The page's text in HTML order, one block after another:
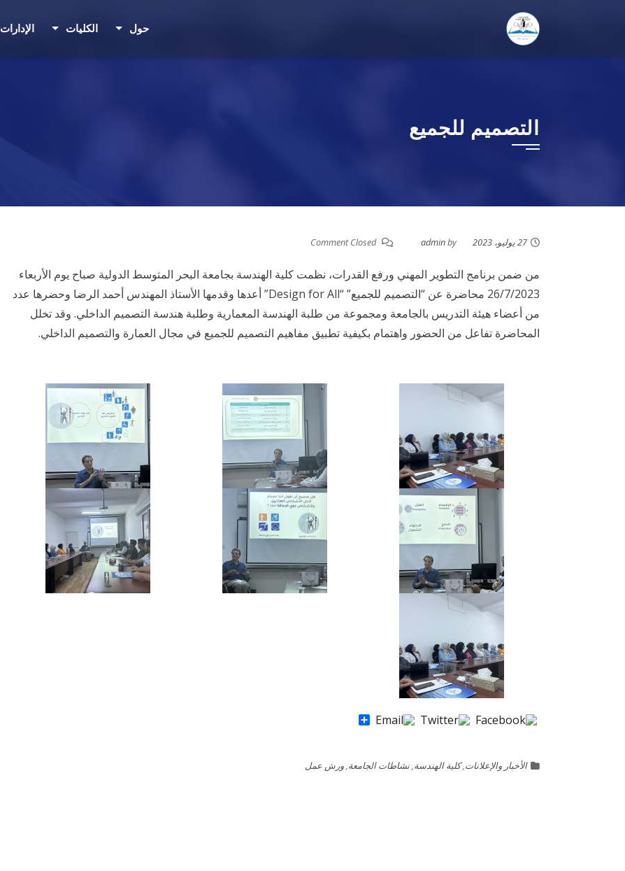
حول الكليات الإدارات
التصميم للجميع
27 يوليو، 2023 by
admin
Comment Closed
من ضمن برنامج التطوير المهني ورفع القدرات، نظمت كلية الهندسة بجامعة البحر المتوسط الدولية صباح يوم الأربعاء
26/7/2023 محاضرة عن “التصميم للجميع” “Design for All” أعدها وقدمها الأستاذ المهندس أحمد الرضا وحضرها عدد
من أعضاء هيئة التدريس بالجامعة ومجموعة من طلبة الهندسة المعمارية وطلبة هندسة التصميم الداخلي. وقد تخلل
المحاضرة تفاعل من الحضور واهتمام بكيفية تطبيق مفاهيم التصميم للجميع في مجال العمارة والتصميم الداخلي.
الأخبار والإعلانات,كلية الهندسة,نشاطات الجامعة,ورش عمل